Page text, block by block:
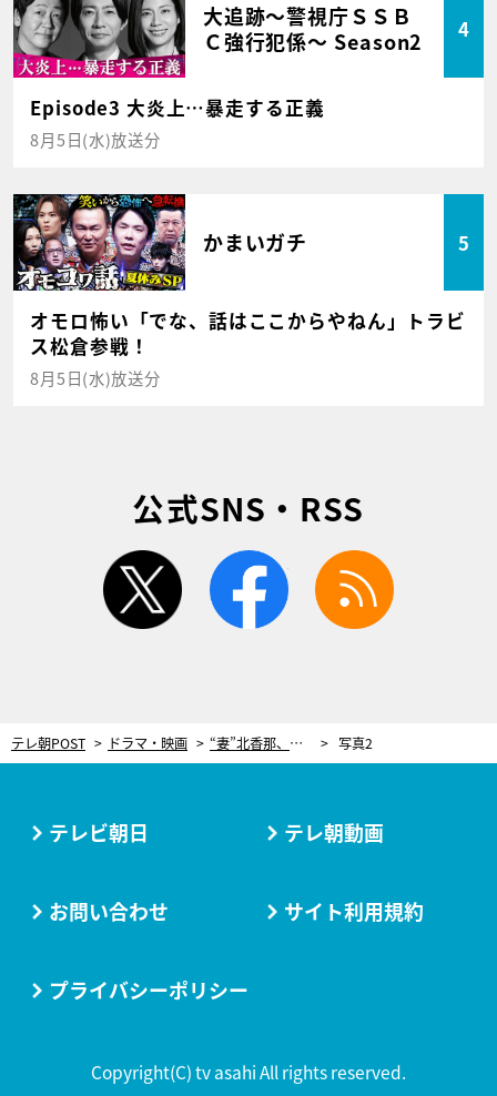
大追跡～警視庁ＳＳＢ
Ｃ強行犯係～ Season2
4
Episode3 大炎上…暴走する正義
8月5日(水)放送分
かまいガチ 5
オモロ怖い「でな、話はここからやねん」トラビ
ス松倉参戦！
8月5日(水)放送分
公式SNS・RSS
twitter facebook
テレ朝POST ドラマ・映画 “妻”北香那、不倫相手に強烈一言！「私のこと、バカだと思ってます？」ドラマ『魔物』ドロ沼開幕に戦慄 写真2
テレビ朝日 テレ朝動画
お問い合わせ サイト利用規約
プライバシーポリシー
Copyright(C) tv asahi All rights reserved.